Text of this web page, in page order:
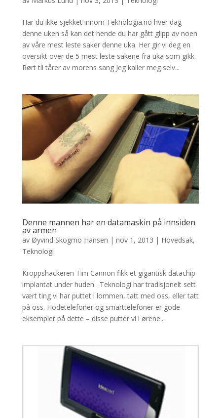
Har du ikke sjekket innom Teknologia.no hver dag
denne uken så kan det hende du har gått glipp av noen
av våre mest leste saker denne uka. Her gir vi deg en
oversikt over de 5 mest leste sakene fra uka som gikk.
Rørt til tårer av morens sang Jeg kaller meg selv...
Denne mannen har en datamaskin på innsiden
av armen
av Øyvind Skogmo Hansen | nov 1, 2013 | Hovedsak,
Teknologi
Kroppshackeren Tim Cannon fikk et gigantisk datachip-
implantat under huden. Teknologi har tradisjonelt sett
vært ting vi har puttet i lommen, tatt med oss, eller tatt
på oss. Hodetelefoner og smarttelefoner er gode
eksempler på dette – disse putter vi i ørene...